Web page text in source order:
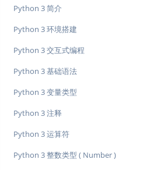
Python 3 简介
Python 3 环境搭建
Python 3 交互式编程
Python 3 基础语法
Python 3 变量类型
Python 3 注释
Python 3 运算符
Python 3 整数类型 ( Number )